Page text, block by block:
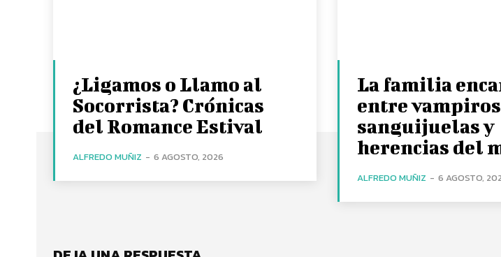
¿Ligamos o Llamo al
Socorrista? Crónicas
del Romance Estival
ALFREDO MUÑIZ - 6 AGOSTO, 2026
La familia
entre
sanguijuelas y
herencias del
ALFREDO MUÑIZ - 6 AGOSTO,